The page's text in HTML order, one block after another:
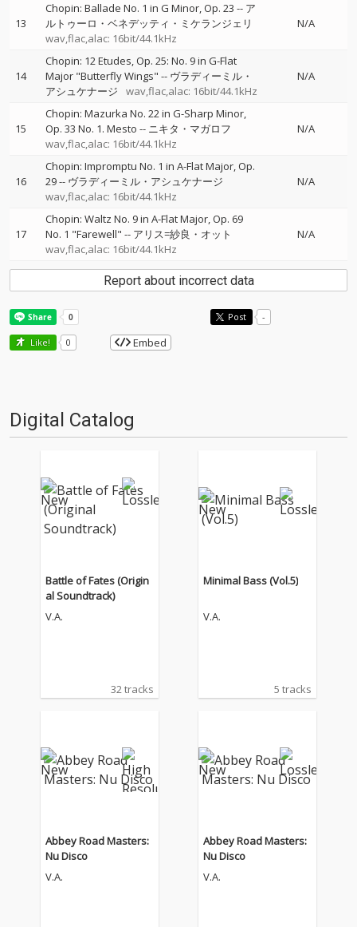
13
Chopin: Ballade No. 1 in G Minor, Op. 23 -- ア
ルトゥーロ・ベネデッティ・ミケランジェリ
wav,flac,alac: 16bit/44.1kHz
N/A
14
Chopin: 12 Etudes, Op. 25: No. 9 in G-Flat
Major "Butterfly Wings" -- ヴラディーミル・
アシュケナージ
wav,flac,alac: 16bit/44.1kHz
N/A
15
Chopin: Mazurka No. 22 in G-Sharp Minor,
Op. 33 No. 1. Mesto -- ニキタ・マガロフ
wav,flac,alac: 16bit/44.1kHz
N/A
16
Chopin: Impromptu No. 1 in A-Flat Major, Op.
29-- ヴラディーミル・アシュケナージ
wav,flac,alac: 16bit/44.1kHz
N/A
17
Chopin: Waltz No. 9 in A-Flat Major, Op. 69
No. 1 "Farewell" -- アリス=紗良・オット
wav,flac,alac: 16bit/44.1kHz
N/A
Report about incorrect data
Post -
Like! 0 Embed
Digital Catalog
Battle of Fates (Origin
al Soundtrack)
V.A.
32 tracks
Minimal Bass (Vol.5)
V.A.
5 tracks
Abbey Road Masters:
Nu Disco
V.A.
Abbey Road Masters:
Nu Disco
V.A.